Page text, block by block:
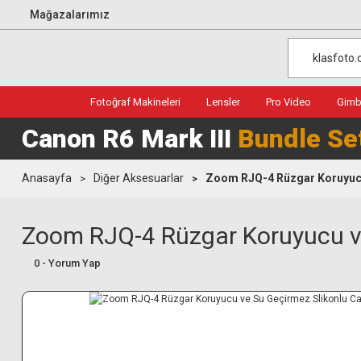
Mağazalarımız
Fotoğraf Makineleri Lensler Pro Video
Canon R6 Mark III Bundle
Anasayfa Diğer Aksesuarlar Zoom RJQ-4 Rüzgar
Zoom RJQ-4 Rüzgar Koruyucu
0 - Yorum Yap